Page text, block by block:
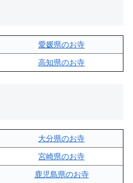
愛媛県のお寺
高知県のお寺
大分県のお寺
宮崎県のお寺
鹿児島県のお寺